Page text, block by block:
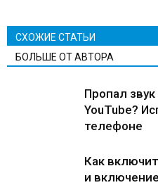
СХОЖИЕ СТАТЬИ
БОЛЬШЕ ОТ АВТОРА
Пропал
YouTube?
телефоне
Как
и